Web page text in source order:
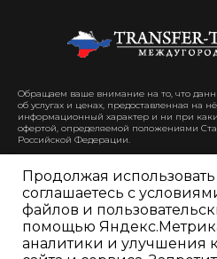
Обращаем ваше внимание на то, что
об услугах и ценах, предоставленная на
информационный характер и ни при
офертой, определяемой положениями
Российской Федерации.
Продолжая
соглашаетесь с
файлов и
помощью
аналитики и улучшения